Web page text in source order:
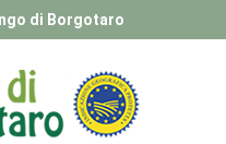
di Borgotaro